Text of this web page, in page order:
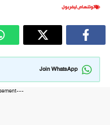
توتنهام,ليفربول
Join WhatsApp
---Advertisement---